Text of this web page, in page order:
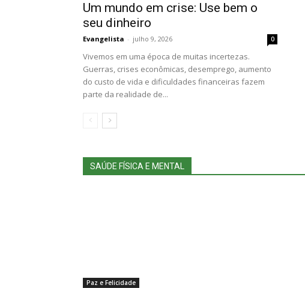
Um mundo em crise: Use bem o
seu dinheiro
Evangelista - julho 9, 2026 0
Vivemos em uma época de muitas incertezas.
Guerras, crises econômicas, desemprego, aumento
do custo de vida e dificuldades financeiras fazem
parte da realidade de...
SAÚDE FÍSICA E MENTAL
Paz e Felicidade